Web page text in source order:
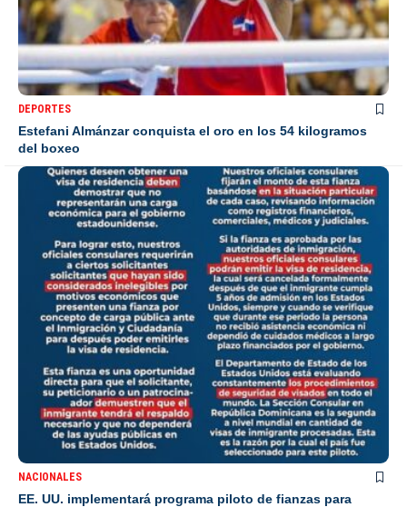
DEPORTES
Estefani Almánzar conquista el oro en los 54 kilogramos
del boxeo
NACIONALES
EE. UU. implementará programa piloto de fianzas para